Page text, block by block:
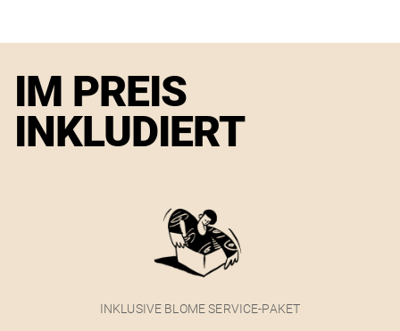
IM PREIS
INKLUDIERT
INKLUSIVE BLOME SERVICE-PAKET